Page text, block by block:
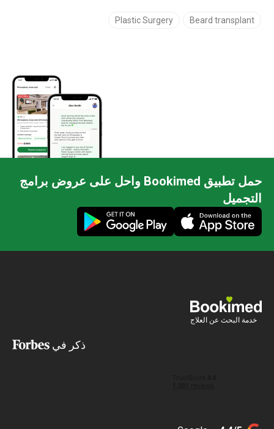
Beard transplant
Plastic Surgery
حمل تطبيق Bookimed واحل على عروض برامج
التجميل
خدمة البحث عن العلاج
ذكر في